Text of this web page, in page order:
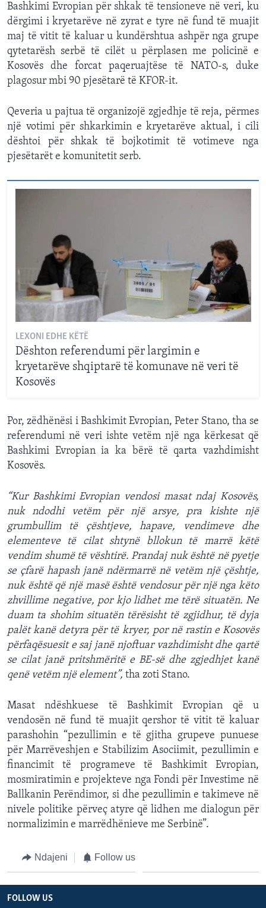
Bashkimi Evropian për shkak të tensioneve në veri, ku
dërgimi i kryetarëve në zyrat e tyre në fund të muajit
maj të vitit të kaluar u kundërshtua ashpër nga grupe
qytetarësh serbë të cilët u përplasen me policinë e
Kosovës dhe forcat paqeruajtëse të NATO-s, duke
plagosur mbi 90 pjesëtarë të KFOR-it.
Qeveria u pajtua të organizojë zgjedhje të reja, përmes
një votimi për shkarkimin e kryetarëve aktual, i cili
dështoi për shkak të bojkotimit të votimeve nga
pjesëtarët e komunitetit serb.
LEXONI EDHE KËTË
Dështon referendumi për largimin e
kryetarëve shqiptarë të komunave në veri të
Kosovës
Por, zëdhënësi i Bashkimit Evropian, Peter Stano, tha se
referendumi në veri ishte vetëm një nga kërkesat që
Bashkimi Evropian ia ka bërë të qarta vazhdimisht
Kosovës.
“Kur Bashkimi Evropian vendosi masat ndaj Kosovës,
nuk ndodhi vetëm për një arsye, pra kishte një
grumbullim të çështjeve, hapave, vendimeve dhe
elementeve të cilat shtynë bllokun të marrë këtë
vendim shumë të vështirë. Prandaj nuk është në pyetje
se çfarë hapash janë ndërmarrë në vetëm një çështje,
nuk është që një masë është vendosur për një nga këto
zhvillime negative, por kjo lidhet me tërë situatën. Ne
duam ta shohim situatën tërësisht të zgjidhur, të dyja
palët kanë detyra për të kryer, por në rastin e Kosovës
përfaqësuesit e saj janë njoftuar vazhdimisht dhe qartë
se cilat janë pritshmëritë e BE-së dhe zgjedhjet kanë
qenë vetëm një element”, tha zoti Stano.
Masat ndëshkuese të Bashkimit Evropian që u
vendosën në fund të muajit qershor të vitit të kaluar
parashohin “pezullimin e të gjitha grupeve punuese
për Marrëveshjen e Stabilizim Asociimit, pezullimin e
financimit të programeve të Bashkimit Evropian,
mosmiratimin e projekteve nga Fondi për Investime në
Ballkanin Perëndimor, si dhe pezullimin e takimeve në
nivele politike përveç atyre që lidhen me dialogun për
normalizimin e marrëdhënieve me Serbinë”.
Ndajeni Follow us
FOLLOW US